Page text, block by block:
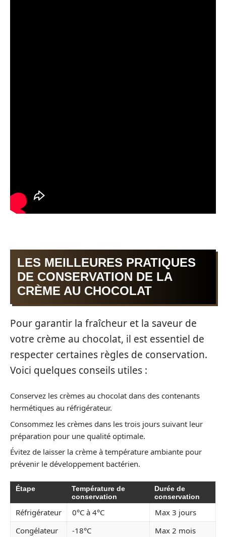
LES MEILLEURES PRATIQUES
DE CONSERVATION DE LA
CRÈME AU CHOCOLAT
Pour garantir la fraîcheur et la saveur de
votre crème au chocolat, il est essentiel de
respecter certaines règles de conservation.
Voici quelques conseils utiles :
Conservez les crèmes au chocolat dans des contenants
hermétiques au réfrigérateur.
Consommez les crèmes dans les trois jours suivant leur
préparation pour une qualité optimale.
Évitez de laisser la crème à température ambiante pour
prévenir le développement bactérien.
Étape
Température de
conservation
Durée de
conservation
Réfrigérateur 0°C à 4°C
Max 3 jours
Congélateur
-18°C Max 2 mois